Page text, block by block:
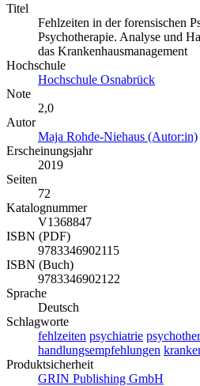
Titel
Fehlzeiten in der forensischen
Psychotherapie. Analyse und
das Krankenhausmanagement
Hochschule
Hochschule Osnabrück
Note
2,0
Autor
Maja Rohde-Niehaus (Autor:in)
Erscheinungsjahr
2019
Seiten
72
Katalognummer
V1368847
ISBN (PDF)
9783346902115
ISBN (Buch)
9783346902122
Sprache
Deutsch
Schlagworte
fehlzeiten psychiatrie
handlungsempfehlungen
Produktsicherheit
GRIN Publishing GmbH